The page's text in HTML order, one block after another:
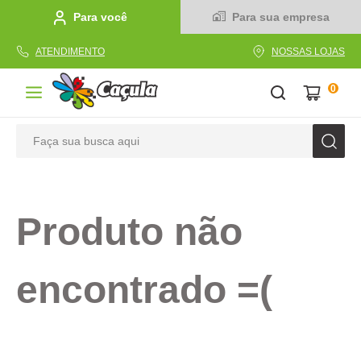
Para você Para sua empresa
ATENDIMENTO NOSSAS LOJAS
0
Produto não
encontrado =(
2º linha
4º tecido